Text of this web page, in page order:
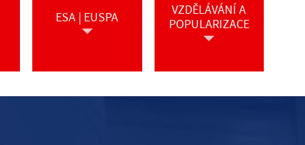
ESA | EUSPA
VZDĚLÁVÁNÍ A
POPULARIZACE